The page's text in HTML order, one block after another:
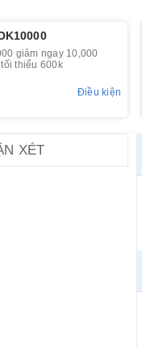
giảm ngay 10,000
thiểu 600k
Điều kiện
XÉT